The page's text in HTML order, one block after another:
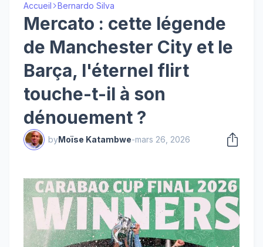
Accueil Bernardo Silva
Mercato : cette légende
de Manchester City et le
Barça, l'éternel flirt
touche-t-il à son
dénouement ?
byMoïse Katambwe-mars 26, 2026